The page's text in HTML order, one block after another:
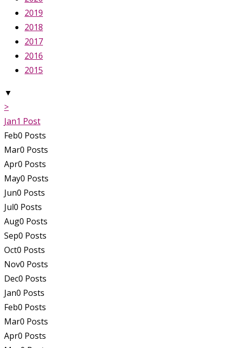
2019
2018
2017
2016
2015
▼
>
Jan1 Post
Feb0 Posts
Mar0 Posts
Apr0 Posts
May0 Posts
Jun0 Posts
Jul0 Posts
Aug0 Posts
Sep0 Posts
Oct0 Posts
Nov0 Posts
Dec0 Posts
Jan0 Posts
Feb0 Posts
Mar0 Posts
Apr0 Posts